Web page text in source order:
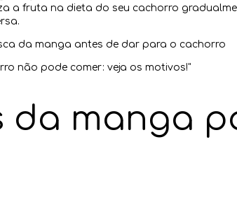
a fruta na dieta do seu cachorro
da manga antes de dar para o cachorro
não pode comer: veja os motivos!"
da manga